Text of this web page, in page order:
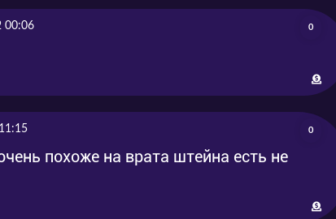
00:06 0
0
похоже на врата штейна есть не